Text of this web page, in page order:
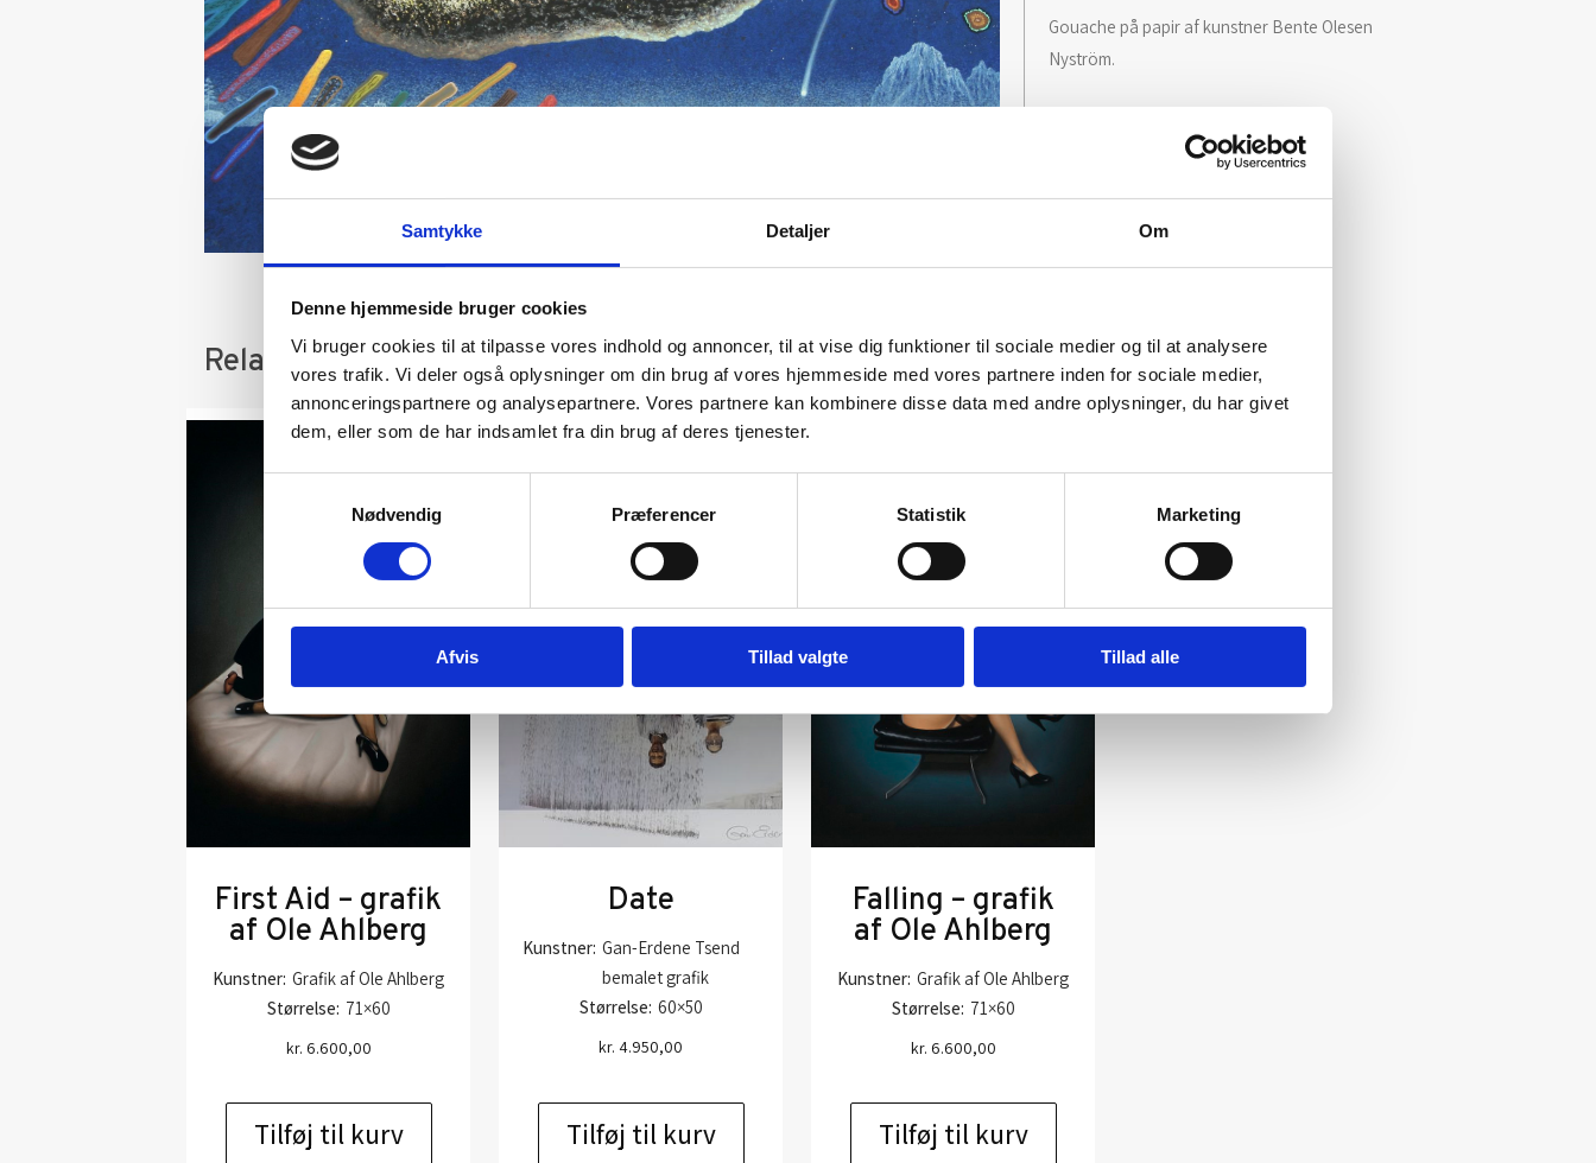
Samtykke Detaljer Om
Denne hjemmeside bruger cookies
Vi bruger cookies til at tilpasse vores indhold og annoncer, til at vise dig funktioner til sociale medier og til at analysere
vores trafik. Vi deler også oplysninger om din brug af vores hjemmeside med vores partnere inden for sociale medier,
annonceringspartnere og analysepartnere. Vores partnere kan kombinere disse data med andre oplysninger, du har givet
dem, eller som de har indsamlet fra din brug af deres tjenester.
Nødvendig
Præferencer Statistik Marketing
Afvis Tillad valgte Tillad alle
Gouache på papir af kunstner Bente Olesen
Nyström.
Relaterede varer
First Aid – grafik
af Ole Ahlberg
Kunstner: Grafik af Ole Ahlberg
Størrelse: 71×60
kr. 6.600,00
Tilføj til kurv
Date
Kunstner: Gan-Erdene Tsend
bemalet grafik
Størrelse: 60×50
kr. 4.950,00
Tilføj til kurv
Falling – grafik
af Ole Ahlberg
Kunstner: Grafik af Ole Ahlberg
Størrelse: 71×60
kr. 6.600,00
Tilføj til kurv